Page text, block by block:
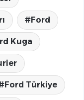
Ford
Kuga
Ford Türkiye